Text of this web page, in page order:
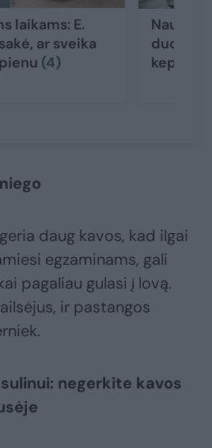
laikams: E.
ar sveika
(4)
Naujas
daug kavos, kad ilgai
egzaminams, gali
pagaliau gulasi į lovą.
ir pastangos
negerkite kavos